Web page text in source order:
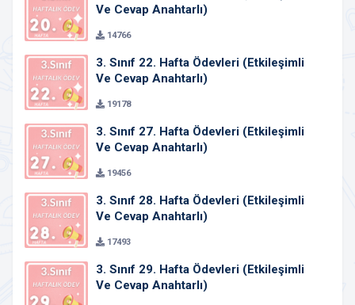
Ve Cevap Anahtarlı)
14766
3. Sınıf 22. Hafta Ödevleri (Etkileşimli
Ve Cevap Anahtarlı)
19178
3. Sınıf 27. Hafta Ödevleri (Etkileşimli
Ve Cevap Anahtarlı)
19456
3. Sınıf 28. Hafta Ödevleri (Etkileşimli
Ve Cevap Anahtarlı)
17493
3. Sınıf 29. Hafta Ödevleri (Etkileşimli
Ve Cevap Anahtarlı)